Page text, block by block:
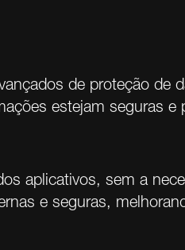
de proteção de
estejam seguras
aplicativos, sem a
e seguras,